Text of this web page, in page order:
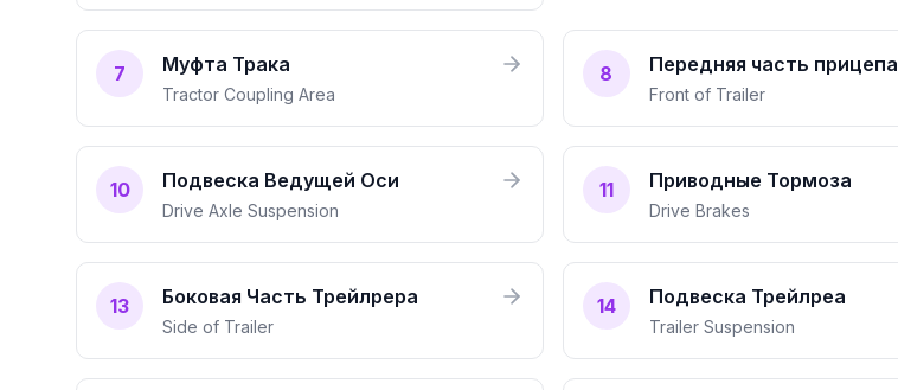
7 Муфта Трака
Tractor Coupling Area
8 Передняя часть прицепа
Front of Trailer
10 Подвеска Ведущей Оси
Drive Axle Suspension
11 Приводные Тормоза
Drive Brakes
13 Боковая Часть Трейлрера
Side of Trailer
14 Подвеска Трейлреа
Trailer Suspension